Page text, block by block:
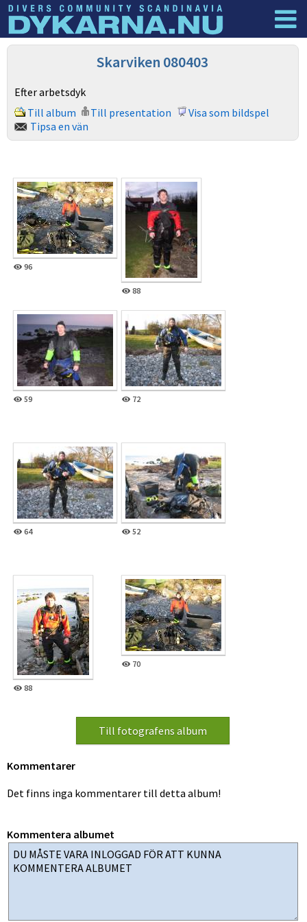
Dyknyheter Skarviken 080403
Efter arbetsdyk
Till album
Till presentation
Visa som bildspel
Tipsa en vän
96
88
59 72
64 52
88
70
Kommentarer
Det finns inga kommentarer till detta album!
Kommentera albumet